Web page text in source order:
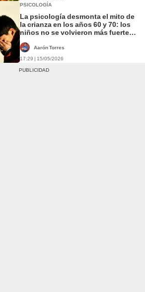
PSICOLOGÍA
La psicología desmonta el mito de
la crianza en los años 60 y 70: los
niños no se volvieron más fuertes
aprendieron a sobrevivir sin ellos
Aarón Torres
17:29 | 15/05/2026